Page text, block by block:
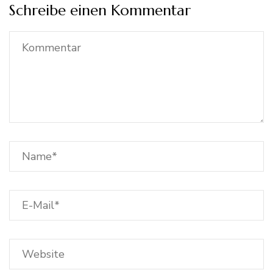
Schreibe einen Kommentar